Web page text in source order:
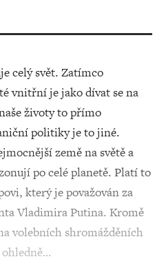
celý svět. Zatímco
vnitřní je jako dívat se na
životy to přímo
politiky je to jiné.
země na světě a
po celé planetě. Platí to
který je považován za
Vladimira Putina. Kromě
volebních shromážděních